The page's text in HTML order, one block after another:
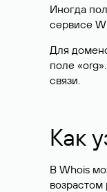
Иногда
сервисе
Для
поле
связи.
Как
В Whois